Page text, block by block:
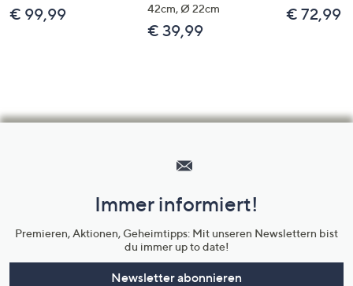
€ 99,99
42cm, Ø 22cm
€ 39,99
€ 72,99
Unternehmensinformationen
Immer informiert!
Premieren, Aktionen, Geheimtipps: Mit unseren Newslettern bist
du immer up to date!
Newsletter abonnieren